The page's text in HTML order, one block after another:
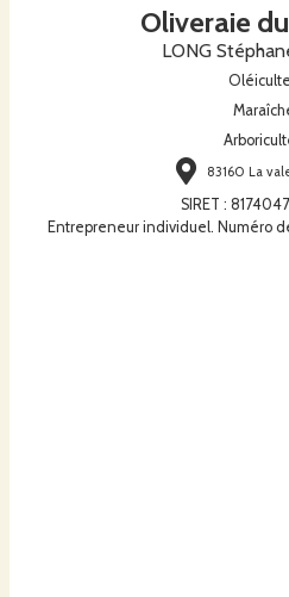
Oliveraie
LONG
83160 La
SIRET :
Entrepreneur individuel. Numéro de